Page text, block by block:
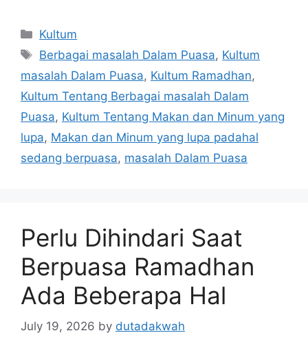
Categories
Kultum
Tags
Berbagai masalah Dalam Puasa, Kultum
masalah Dalam Puasa, Kultum Ramadhan,
Kultum Tentang Berbagai masalah Dalam
Puasa, Kultum Tentang Makan dan Minum yang
lupa, Makan dan Minum yang lupa padahal
sedang berpuasa, masalah Dalam Puasa
Perlu Dihindari Saat
Berpuasa Ramadhan
Ada Beberapa Hal
July 19, 2026 by dutadakwah